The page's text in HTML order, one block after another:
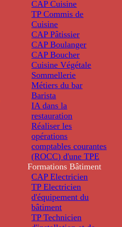
CAP Cuisine
TP Commis de
Cuisine
CAP Pâtissier
CAP Boulanger
CAP Boucher
Cuisine Végétale
Sommellerie
Métiers du bar
Barista
IA dans la
restauration
Réaliser les
opérations
comptables courantes
(ROCC) d'une TPE
Formations Bâtiment
CAP Electricien
TP Electricien
d'équipement du
bâtiment
TP Technicien